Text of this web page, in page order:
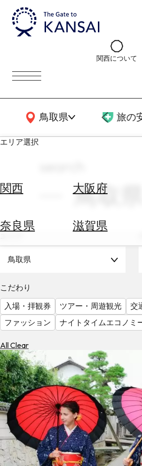
関西について
鳥取県
関西広域MAP 旅の
エリア選択
関西 大阪府
奈良県 滋賀県
ホ
す
替
を
調
べ
天
見
る
鳥取
鳥取県
こだわり
入場・拝観券
ツアー・周遊観光 交
ファッション
ナイトタイムエコノミ
All Clear